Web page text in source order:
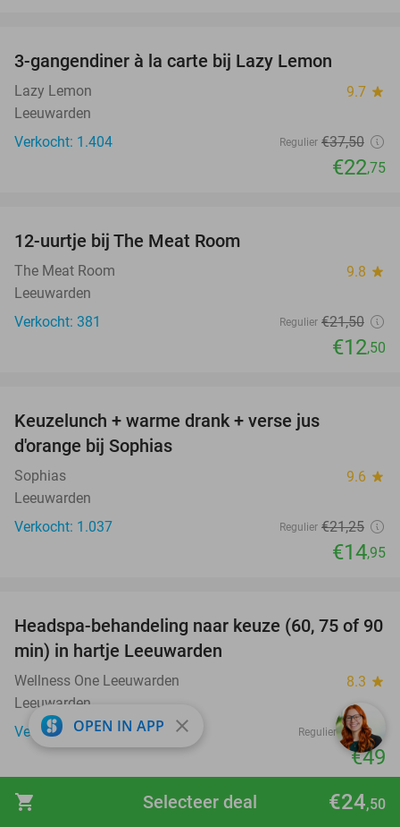
shopping_cart €24,50
Selecteer deal
3-gangendiner à la carte bij Lazy Lemon
Lazy Lemon 9.7 star
Leeuwarden
Verkocht: 1.404
Regulier €37,50
€22,75
12-uurtje bij The Meat Room
The Meat Room 9.8 star
Leeuwarden
Verkocht: 381
Regulier €21,50
€12,50
Keuzelunch + warme drank + verse jus
d'orange bij Sophias
Sophias 9.6 star
Leeuwarden
Verkocht: 1.037
Regulier €21,25
€14,95
35%
Headspa-behandeling naar keuze (60, 75 of 90
min) in hartje Leeuwarden
Wellness One Leeuwarden 8.3 star
Leeuwarden
Verkocht: 38
Regulier €75
€49
OPEN IN APP close